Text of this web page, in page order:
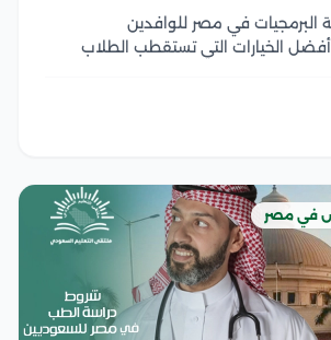
البرمجيات في مصر للوافدين
الخيارات التي تستقطب الطلاب
وتوفر الجامعات المصرية برامج
في مصر